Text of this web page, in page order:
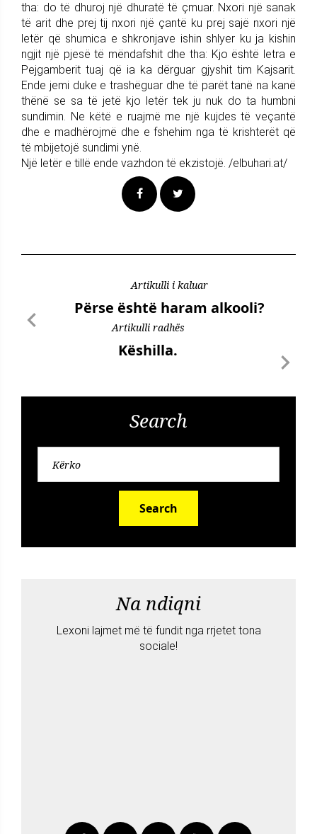
tha: do të dhuroj një dhuratë të çmuar. Nxori një sanak
të arit dhe prej tij nxori një çantë ku prej sajë nxori një
letër që shumica e shkronjave ishin shlyer ku ja kishin
ngjit një pjesë të mëndafshit dhe tha: Kjo është letra e
Pejgamberit tuaj që ia ka dërguar gjyshit tim Kajsarit.
Ende jemi duke e trashëguar dhe të parët tanë na kanë
thënë se sa të jetë kjo letër tek ju nuk do ta humbni
sundimin. Ne këtë e ruajmë me një kujdes të veçantë
dhe e madhërojmë dhe e fshehim nga të krishterët që
të mbijetojë sundimi ynë.
Një letër e tillë ende vazhdon të ekzistojë. /elbuhari.at/
Artikulli i kaluar
Përse është haram alkooli?
Artikulli radhës
Këshilla.
Search
Search
Na ndiqni
Lexoni lajmet më të fundit nga rrjetet tona
sociale!